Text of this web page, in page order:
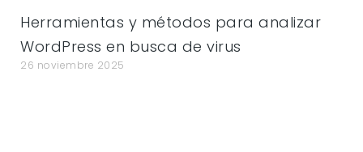
Herramientas y métodos para analizar
WordPress en busca de virus
26 noviembre 2025